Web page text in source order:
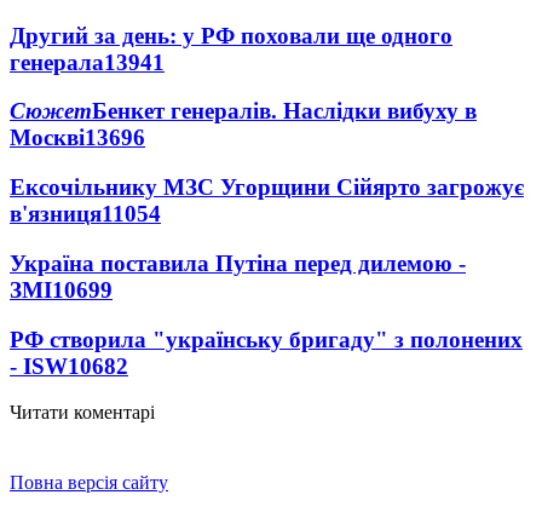
Другий за день: у РФ поховали ще одного
генерала13941
СюжетБенкет генералів. Наслідки вибуху в
Москві13696
Ексочільнику МЗС Угорщини Сійярто загрожує
в'язниця11054
Україна поставила Путіна перед дилемою -
ЗМІ10699
РФ створила "українську бригаду" з полонених
- ISW10682
Читати коментарі
Повна версія сайту